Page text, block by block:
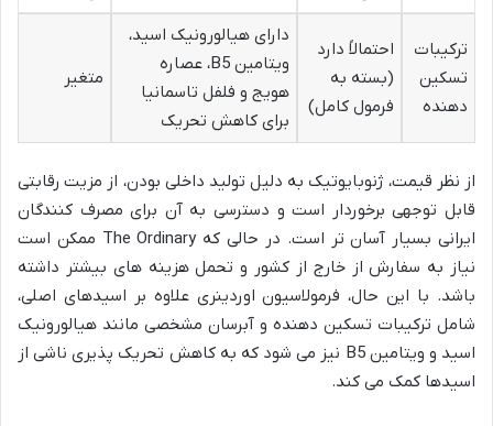
ترکیبات
تسکین
دهنده
احتمالاً دارد
(بسته به
فرمول کامل)
دارای هیالورونیک اسید،
ویتامین B5، عصاره
هویج و فلفل تاسمانیا
برای کاهش تحریک
متغیر
از نظر قیمت، ژنوبایوتیک به دلیل تولید داخلی بودن، از مزیت رقابتی
قابل توجهی برخوردار است و دسترسی به آن برای مصرف کنندگان
ایرانی بسیار آسان تر است. در حالی که The Ordinary ممکن است
نیاز به سفارش از خارج از کشور و تحمل هزینه های بیشتر داشته
باشد. با این حال، فرمولاسیون اوردینری علاوه بر اسیدهای اصلی،
شامل ترکیبات تسکین دهنده و آبرسان مشخصی مانند هیالورونیک
اسید و ویتامین B5 نیز می شود که به کاهش تحریک پذیری ناشی از
اسیدها کمک می کند.